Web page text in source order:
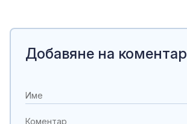
Добавяне на коментар